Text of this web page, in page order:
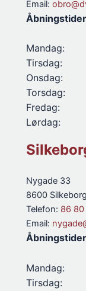
Email:
Mandag:
Tirsdag:
Onsdag:
Torsdag:
Fredag:
Lørdag:
Nygade 33
8600 Silkeborg
Telefon: 86
Email:
Mandag:
Tirsdag: